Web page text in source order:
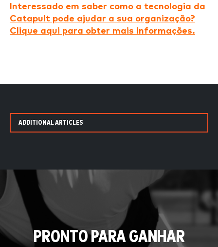
Interessado em saber como a tecnologia da
Catapult pode ajudar a sua organização?
Clique aqui para obter mais informações.
ADDITIONAL ARTICLES
PRONTO PARA GANHAR